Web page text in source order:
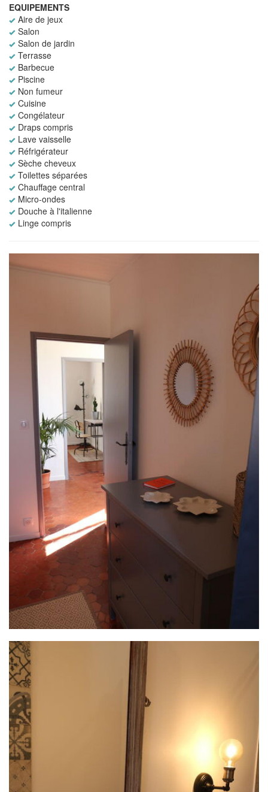
EQUIPEMENTS
Aire de jeux
Salon
Salon de jardin
Terrasse
Barbecue
Piscine
Non fumeur
Cuisine
Congélateur
Draps compris
Lave vaisselle
Réfrigérateur
Sèche cheveux
Toilettes séparées
Chauffage central
Micro-ondes
Douche à l'italienne
Linge compris